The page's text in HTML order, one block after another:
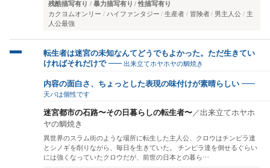
残酷描写有り 暴力描写有り 性描写有り
カクヨムオンリー ハイファンタジー 生産者 冒険者 男主人公
主
人公最強
転生者は迷宮の未知なんてどうでもよかった。ただ生きてい
ければそれだけで
出来立てホヤホヤの鯛焼き
内容の面白さ、ちょっとした表現の味付けが素晴らしい
天パは個性です
迷宮都市の石路〜その日暮らしの転生者〜／出来立てホヤホ
ヤの鯛焼き
異世界のスラム街のような場所に転生した主人公、クロウはチンピラ達
とシノギを削りながら、毎日を生きていた。 チンピラ達を倒せるぐらい
には強くなっていたクロウだが、前世の日本との暮ら…